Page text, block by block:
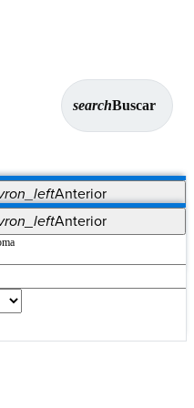
searchBuscar
Anterior
OrthoPedia Patient
Imaging & Resection
Anterior